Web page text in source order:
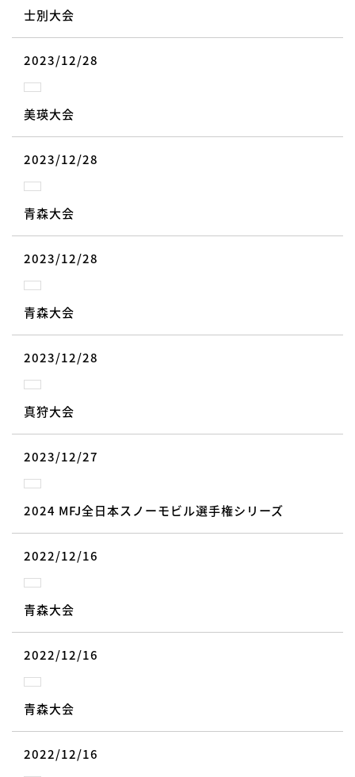
士別大会
2023/12/28
美瑛大会
2023/12/28
青森大会
2023/12/28
青森大会
2023/12/28
真狩大会
2023/12/27
2024 MFJ全日本スノーモビル選手権シリーズ
2022/12/16
青森大会
2022/12/16
青森大会
2022/12/16